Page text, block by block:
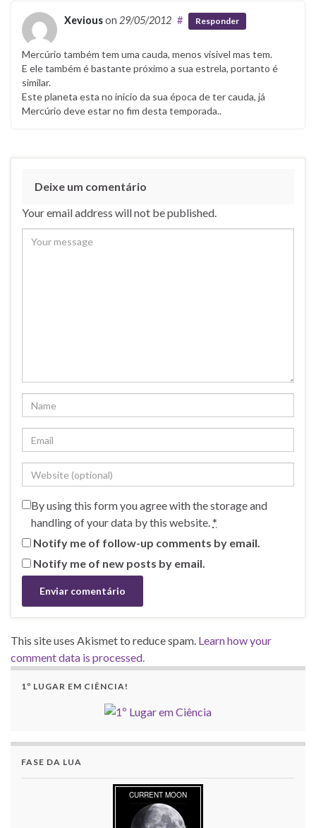
Xeviouson 29/05/2012 # Responder
Mercúrio também tem uma cauda, menos visivel mas tem.
E ele também é bastante próximo a sua estrela, portanto é
similar.
Este planeta esta no inicio da sua época de ter cauda, já
Mercúrio deve estar no fim desta temporada..
Deixe um comentário
Your email address will not be published.
By using this form you agree with the storage and
handling of your data by this website.*
Notify me of follow-up comments by email.
Notify me of new posts by email.
This site uses Akismet to reduce spam. Learn how your
comment data is processed.
1º LUGAR EM CIÊNCIA!
FASE DA LUA